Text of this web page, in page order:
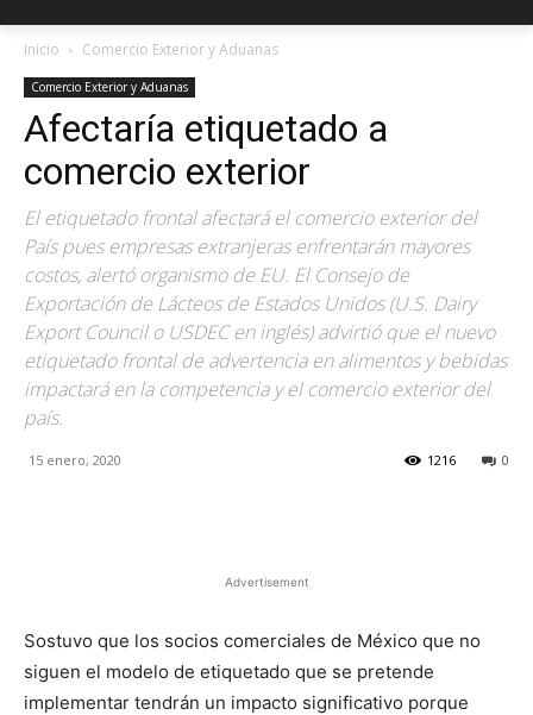
Inicio Comercio Exterior y Aduanas
Comercio Exterior y Aduanas
Afectaría etiquetado a
comercio exterior
El etiquetado frontal afectará el comercio exterior del
País pues empresas extranjeras enfrentarán mayores
costos, alertó organismo de EU. El Consejo de
Exportación de Lácteos de Estados Unidos (U.S. Dairy
Export Council o USDEC en inglés) advirtió que el nuevo
etiquetado frontal de advertencia en alimentos y bebidas
impactará en la competencia y el comercio exterior del
país.
15 enero, 2020 0
1216
Advertisement
Sostuvo que los socios comerciales de México que no
siguen el modelo de etiquetado que se pretende
implementar tendrán un impacto significativo porque